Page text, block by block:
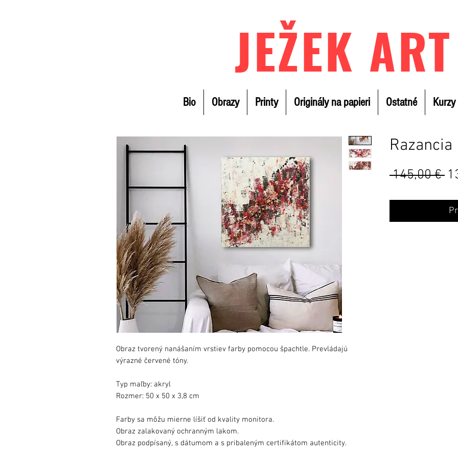
JEŽEK ART
Bio Obrazy Printy Originály na papieri Ostatné Kurzy
Obraz tvorený nanášaním vrstiev farby pomocou špachtle. Prevládajú
výrazné červené tóny.
Typ maľby: akryl
Rozmer: 50 x 50 x 3,8 cm
Farby sa môžu mierne líšiť od kvality monitora.
Obraz zalakovaný ochranným lakom.
Obraz podpísaný, s dátumom a s pribaleným certifikátom autenticity.
Razancia
145,00 €